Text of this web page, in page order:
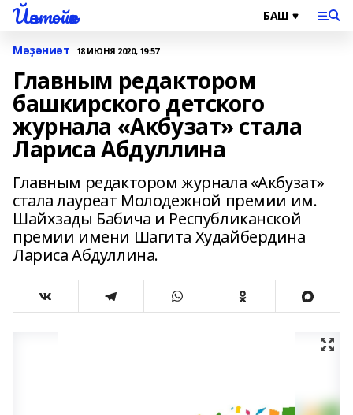
Йәнтөйәк
Мәҙәниәт 18 ИЮНЯ 2020, 19:57
Главным редактором
башкирского детского
журнала «Акбузат» стала
Лариса Абдуллина
Главным редактором журнала «Акбузат»
стала лауреат Молодежной премии им.
Шайхзады Бабича и Республиканской
премии имени Шагита Худайбердина
Лариса Абдуллина.